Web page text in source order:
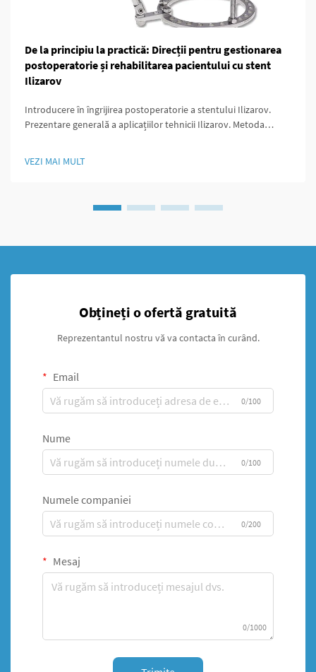
De la principiu la practică: Direcții pentru gestionarea
postoperatorie și rehabilitarea pacientului cu stent
Ilizarov
Introducere în îngrijirea postoperatorie a stentului Ilizarov.
Prezentare generală a aplicațiilor tehnicii Ilizarov. Metoda
fracturate și de a corecta malformațiile care...
VEZI MAI MULT
Obțineți o ofertă gratuită
Reprezentantul nostru vă va contacta în curând.
Email
0/100
Nume
0/100
Numele companiei
0/200
Mesaj
0/1000